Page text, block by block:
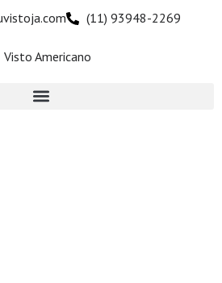
(11) 93948-2269